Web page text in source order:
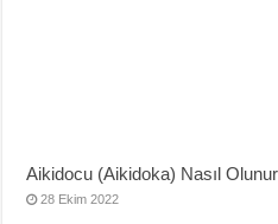
Aikidocu (Aikidoka) Nasıl
28 Ekim 2022